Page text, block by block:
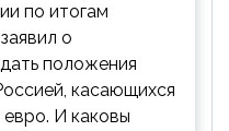
по итогам
о
положения
касающихся
И каковы